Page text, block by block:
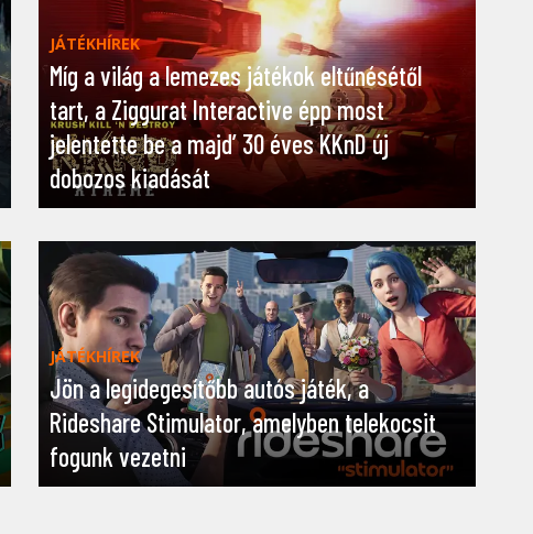
JÁTÉKHÍREK
Míg a világ a lemezes játékok eltűnésétől
tart, a Ziggurat Interactive épp most
jelentette be a majd’ 30 éves KKnD új
dobozos kiadását
JÁTÉKHÍREK
Jön a legidegesítőbb autós játék, a
Rideshare Stimulator, amelyben telekocsit
fogunk vezetni